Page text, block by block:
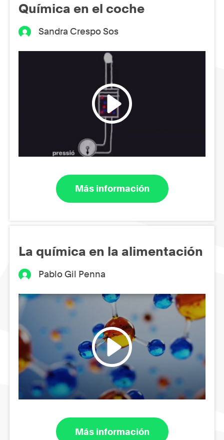
Química en el coche
Sandra Crespo Sos
Más información
La química en la alimentación
Pablo Gil Penna
Más información